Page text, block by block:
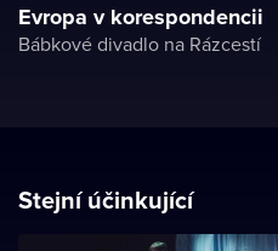
Evropa v korespondencii
Bábkové divadlo na Rázcestí
Stejní účinkující